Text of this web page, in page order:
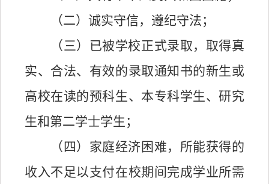
（二）诚实守信，遵纪守法；
（三）已被学校正式录取，取得真
实、合法、有效的录取通知书的新生或
高校在读的预科生、本专科学生、研究
生和第二学士学生；
（四）家庭经济困难，所能获得的
收入不足以支付在校期间完成学业所需